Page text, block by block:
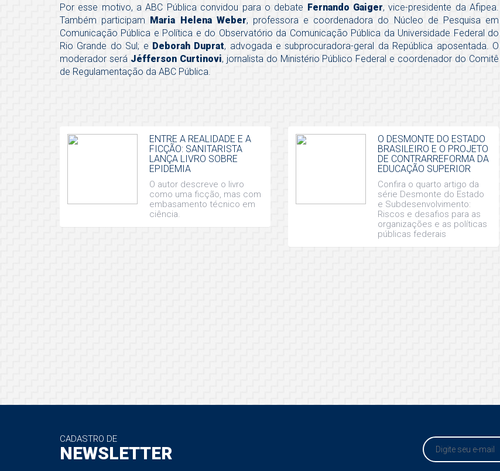
Por esse motivo, a ABC Pública convidou para o debate Fernando Gaiger, vice-presidente da Afipea.
Também participam
Maria Helena Weber, professora e coordenadora do Núcleo de Pesquisa em
Comunicação Pública e Política e do Observatório da Comunicação Pública da Universidade Federal do
Rio Grande do Sul; e Deborah Duprat, advogada e subprocuradora-geral da República aposentada. O
moderador será Jéfferson Curtinovi, jornalista do Ministério Público Federal e coordenador do Comitê
de Regulamentação da ABC Pública.
ENTRE A REALIDADE E A
FICÇÃO: SANITARISTA
LANÇA LIVRO SOBRE
EPIDEMIA
O autor descreve o livro
como uma ficção, mas com
embasamento técnico em
ciência.
O DESMONTE DO ESTADO
BRASILEIRO E O PROJETO
DE CONTRARREFORMA DA
EDUCAÇÃO SUPERIOR
Confira o quarto artigo da
série Desmonte do Estado
e Subdesenvolvimento:
Riscos e desafios para as
organizações e as políticas
públicas federais
CADASTRO DE
NEWSLETTER